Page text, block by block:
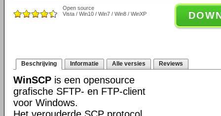
Open source
Vista / Win10 / Win7 / Win8 / WinXP
Beschrijving Informatie Alle versies Reviews
WinSCP is een opensource
grafische SFTP- en FTP-client
voor Windows.